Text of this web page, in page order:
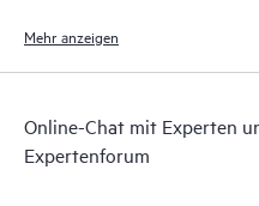
Beitrag für Operational
vom Edge bis zur Cloud
Mehr anzeigen
Online-Chat mit Experten
Expertenforum